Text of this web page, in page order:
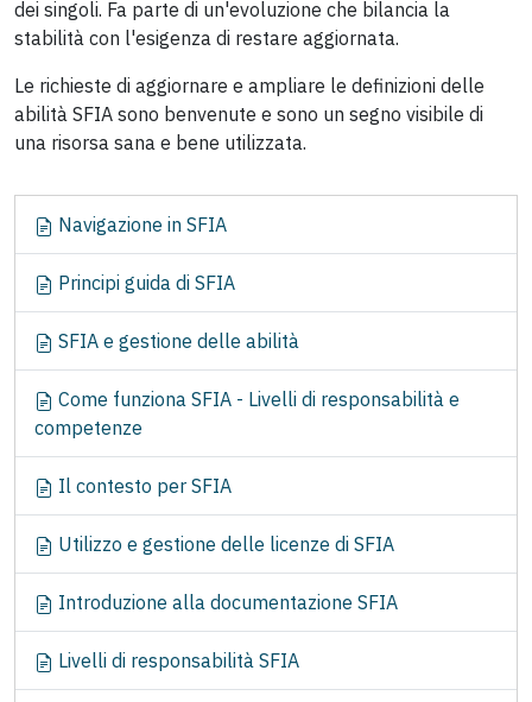
dei singoli. Fa parte di un'evoluzione che bilancia la
stabilità con l'esigenza di restare aggiornata.
Le richieste di aggiornare e ampliare le definizioni delle
abilità SFIA sono benvenute e sono un segno visibile di
una risorsa sana e bene utilizzata.
n
Navigazione in SFIA
Principi guida di SFIA
SFIA e gestione delle abilità
Come funziona SFIA - Livelli di responsabilità e
competenze
Il contesto per SFIA
Utilizzo e gestione delle licenze di SFIA
Introduzione alla documentazione SFIA
Livelli di responsabilità SFIA